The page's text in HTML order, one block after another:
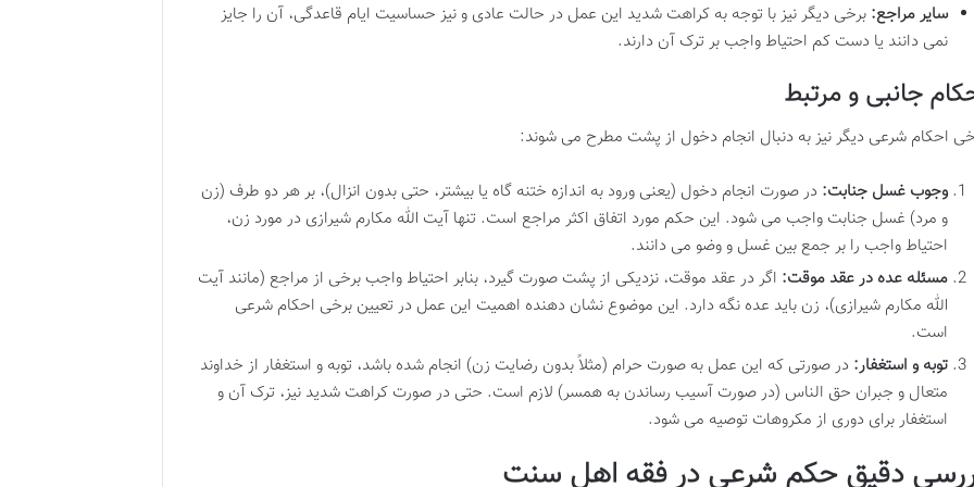
سایر مراجع: برخی دیگر نیز با توجه به کراهت شدید این عمل در حالت عادی و نیز حساسیت ایام قاعدگی، آن را جایز
نمی دانند یا دست کم احتیاط واجب بر ترک آن دارند.
جانبی و مرتبط
احکام شرعی دیگر نیز به دنبال انجام دخول از پشت مطرح می شوند:
وجوب غسل جنابت: در صورت انجام دخول (یعنی ورود به اندازه ختنه گاه یا بیشتر، حتی بدون انزال)، بر هر دو طرف (زن
و مرد) غسل جنابت واجب می شود. این حکم مورد اتفاق اکثر مراجع است. تنها آیت الله مکارم شیرازی در مورد زن،
احتیاط واجب را بر جمع بین غسل و وضو می دانند.
مسئله عده در عقد موقت: اگر در عقد موقت، نزدیکی از پشت صورت گیرد، بنابر احتیاط واجب برخی از مراجع (مانند آیت
الله مکارم شیرازی)، زن باید عده نگه دارد. این موضوع نشان دهنده اهمیت این عمل در تعیین برخی احکام شرعی
است.
توبه و استغفار: در صورتی که این عمل به صورت حرام (مثلاً بدون رضایت زن) انجام شده باشد، توبه و استغفار از خداوند
متعال و جبران حق الناس (در صورت آسیب رساندن به همسر) لازم است. حتی در صورت کراهت شدید نیز، ترک آن و
استغفار برای دوری از مکروهات توصیه می شود.
دقیق حکم شرعی در فقه اهل سنت